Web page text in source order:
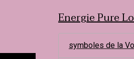
Energie Pure
symboles de la